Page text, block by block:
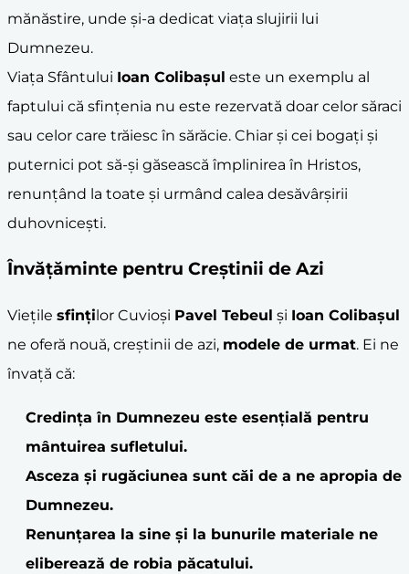
mănăstire, unde și-a dedicat viața slujirii lui
Dumnezeu.
Viața Sfântului Ioan Colibașul este un exemplu al
faptului că sfințenia nu este rezervată doar celor săraci
sau celor care trăiesc în sărăcie. Chiar și cei bogați și
puternici pot să-și găsească împlinirea în Hristos,
renunțând la toate și urmând calea desăvârșirii
duhovnicești.
Învățăminte pentru Creștinii de Azi
Viețile sfinți lor Cuvioși Pavel Tebeul și Ioan Colibașul
ne oferă nouă, creștinii de azi, modele de urmat. Ei ne
învață că:
Credința în Dumnezeu este esențială pentru
mântuirea sufletului.
Asceza și rugăciunea sunt căi de a ne apropia de
Dumnezeu.
Renunțarea la sine și la bunurile materiale ne
eliberează de robia păcatului.